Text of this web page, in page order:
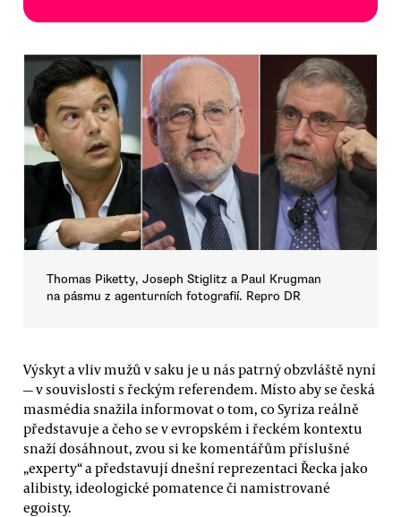
Thomas Piketty, Joseph Stiglitz a Paul Krugman
na pásmu z agenturních fotografií. Repro DR
Výskyt a vliv mužů v saku je u nás patrný obzvláště nyní
— v souvislosti s řeckým referendem. Místo aby se česká
masmédia snažila informovat o tom, co Syriza reálně
představuje a čeho se v evropském i řeckém kontextu
snaží dosáhnout, zvou si ke komentářům příslušné
„experty“ a představují dnešní reprezentaci Řecka jako
alibisty, ideologické pomatence či namistrované
egoisty.